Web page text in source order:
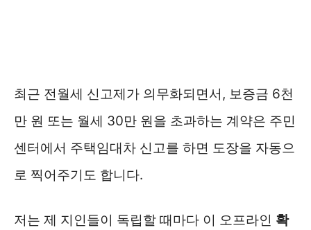
최근 전월세 신고제가 의무화되면서, 보증금 6천
만 원 또는 월세 30만 원을 초과하는 계약은 주민
센터에서 주택임대차 신고를 하면 도장을 자동으
로 찍어주기도 합니다.
저는 제 지인들이 독립할 때마다 이 오프라인 확